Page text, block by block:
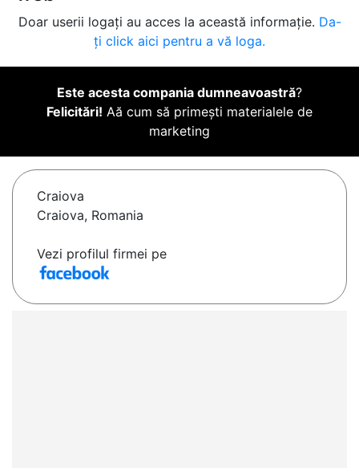
Doar userii logați au acces la această informație. Da-
ți click aici pentru a vă loga.
Este acesta compania dumneavoastră?
Felicitări! Aă cum să primești materialele de
marketing
Craiova
Craiova, Romania
Vezi profilul firmei pe